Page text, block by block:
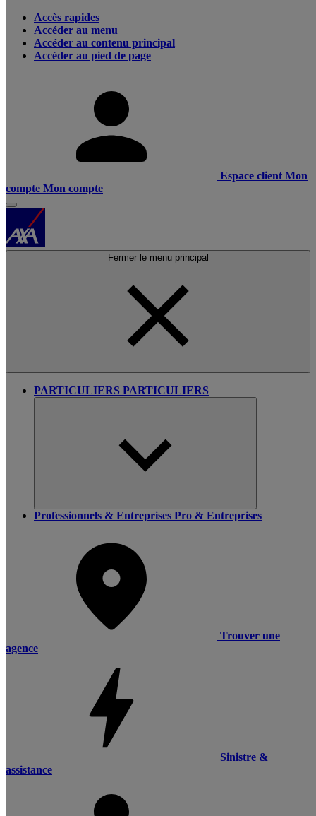
Accès rapides
Accéder au menu
Accéder au contenu principal
Accéder au pied de page
Espace client Mon
compte Mon compte
Fermer le menu principal
PARTICULIERS PARTICULIERS
Professionnels & Entreprises Pro & Entreprises
Trouver une
agence
Sinistre &
assistance